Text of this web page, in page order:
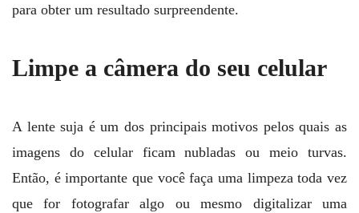
para obter um resultado surpreendente.
Limpe a câmera do seu celular
A lente suja é um dos principais motivos pelos quais as
imagens do celular ficam nubladas ou meio turvas.
Então, é importante que você faça uma limpeza toda vez
que for fotografar algo ou mesmo digitalizar uma